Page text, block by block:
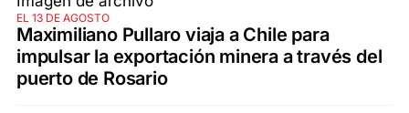
EL 13 DE AGOSTO
Maximiliano Pullaro viaja a Chile para
impulsar la exportación minera a través del
puerto de Rosario